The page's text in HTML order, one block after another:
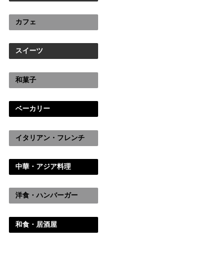
カフェ
スイーツ
和菓子
ベーカリー
イタリアン・フレンチ
中華・アジア料理
洋食・ハンバーガー
和食・居酒屋